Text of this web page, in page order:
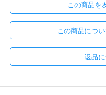
この商品を
この商品につ
返品